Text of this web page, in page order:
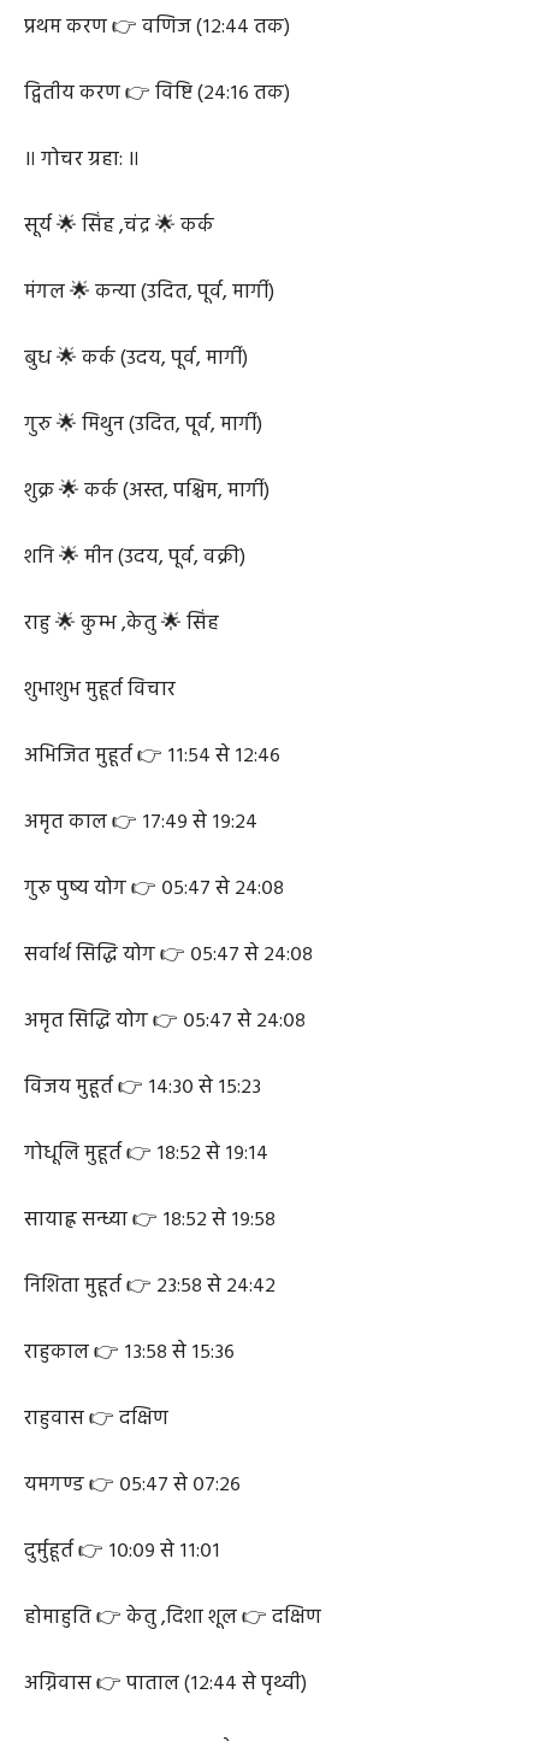
प्रथम करण 👉 वणिज (१२:४४ तक)
द्वितीय करण 👉 विष्टि (२४:१६ तक)
॥ गोचर ग्रहा: ॥
सूर्य 🌟 सिंह ,चंद्र 🌟 कर्क
मंगल 🌟 कन्या (उदित, पूर्व, मार्गी)
बुध 🌟 कर्क (उदय, पूर्व, मार्गी)
गुरु 🌟 मिथुन (उदित, पूर्व, मार्गी)
शुक्र 🌟 कर्क (अस्त, पश्चिम, मार्गी)
शनि 🌟 मीन (उदय, पूर्व, वक्री)
राहु 🌟 कुम्भ ,केतु 🌟 सिंह
शुभाशुभ मुहूर्त विचार
अभिजित मुहूर्त 👉 ११:५४ से १२:४६
अमृत काल 👉 १७:४९ से १९:२४
गुरु पुष्य योग 👉 ०५:४७ से २४:०८
सर्वार्थ सिद्धि योग 👉 ०५:४७ से २४:०८
अमृत सिद्धि योग 👉 ०५:४७ से २४:०८
विजय मुहूर्त 👉 १४:३० से १५:२३
गोधूलि मुहूर्त 👉 १८:५२ से १९:१४
सायाह्न सन्ध्या 👉 १८:५२ से १९:५८
निशिता मुहूर्त 👉 २३:५८ से २४:४२
राहुकाल 👉 १३:५८ से १५:३६
राहुवास 👉 दक्षिण
यमगण्ड 👉 ०५:४७ से ०७:२६
दुर्मुहूर्त 👉 १०:०९ से ११:०१
होमाहुति 👉 केतु ,दिशा शूल 👉 दक्षिण
अग्निवास 👉 पाताल (१२:४४ से पृथ्वी)